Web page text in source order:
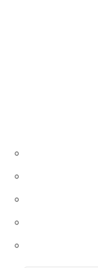
0
0
0
0
0